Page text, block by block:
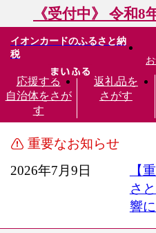
《受付中》 令和8
イオンカードのふるさと納
税
応援する
自治体をさが
す
返礼品を
さがす
重要なお知らせ
2026年7月9日
【
さ
響